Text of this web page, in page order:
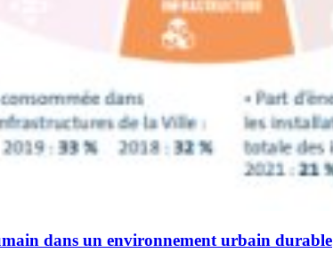
dans un environnement urbain durable